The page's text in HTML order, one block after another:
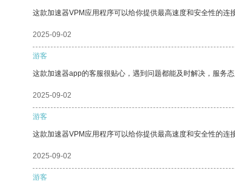
这款加速器VPM应用程序可以给你提供最高速度和安全性的连
2025-09-02
游客
这款加速器app的客服很贴心，遇到问题都能及时解决，服务态
2025-09-02
游客
这款加速器VPM应用程序可以给你提供最高速度和安全性的连
2025-09-02
游客